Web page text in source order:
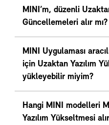
MINI’m, düzenli
Güncellemeleri alır mı?
MINI Uygulaması
için Uzaktan Yazılım
yükleyebilir miyim?
Hangi MINI modelleri
Yazılım Yükseltmesi